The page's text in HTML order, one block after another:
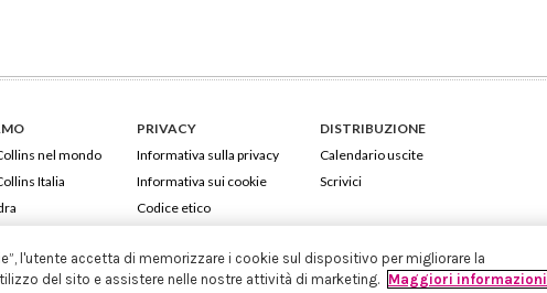
nel mondo
Italia
PRIVACY
Informativa sulla privacy
Informativa sui cookie
Codice etico
DISTRIBUZIONE
Calendario uscite
Scrivici
l'utente accetta di memorizzare i cookie sul dispositivo per migliorare la
del sito e assistere nelle nostre attività di marketing. Maggiori informazioni